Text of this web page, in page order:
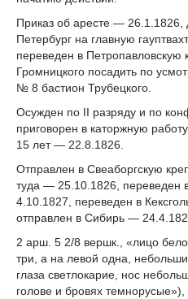
Приказ об аресте — 26.1.1826,
Петербург на главную
переведен в Петропавловскую
Громницкого посадить по
№ 8 бастион Трубецкого.
Осужден по II разряду и по
приговорен в каторжную
15 лет — 22.8.1826.
Отправлен в Свеаборгскую
туда — 25.10.1826, переведен
4.10.1827, переведен в
отправлен в Сибирь —
2 арш. 5 2/8 вершк., «лицо
три, а на левой одна,
глаза светлокарие, нос
голове и бровях